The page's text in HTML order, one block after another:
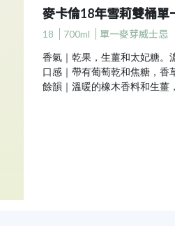
麥卡倫18年雪莉雙桶單
18 700ml
單一麥芽威士忌
香氣｜乾果，生薑和太妃糖。
口感｜帶有葡萄乾和焦糖，香
餘韻｜溫暖的橡木香料和生薑